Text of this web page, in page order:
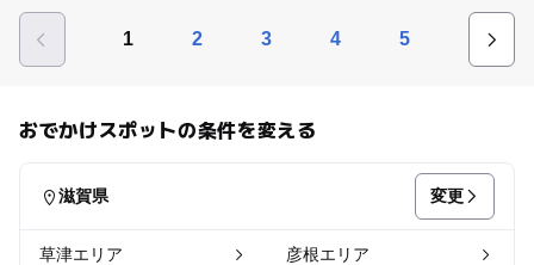
1 2 3 4 5
おでかけスポットの条件を変える
滋賀県 変更
草津エリア 彦根エリア